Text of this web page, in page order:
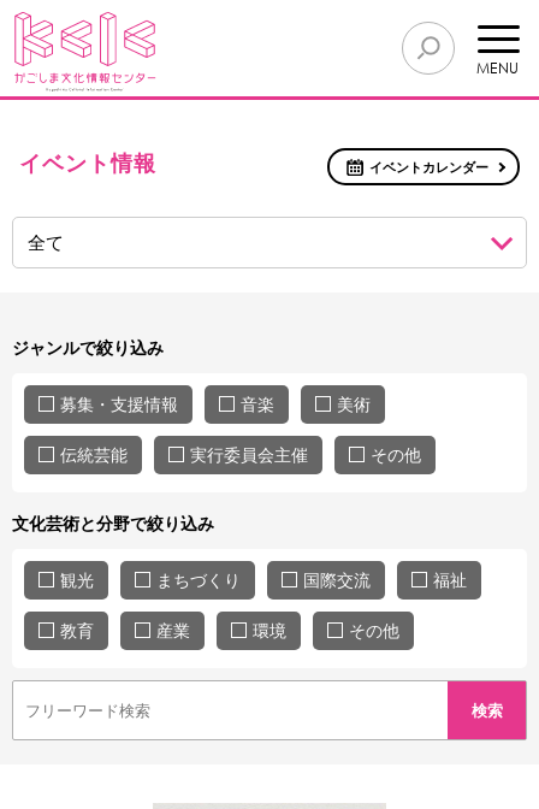
MENU
イベント情報 イベントカレンダー
ジャンルで絞り込み
募集・支援情報 音楽 美術
伝統芸能 実行委員会主催 その他
文化芸術と分野で絞り込み
観光 まちづくり 国際交流 福祉
教育 産業 環境 その他